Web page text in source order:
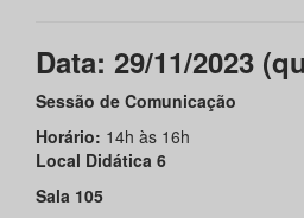
Data: 29/11/2023
Sessão de Comunicação
Horário: 14h às 16h
Local Didática 6
Sala 105